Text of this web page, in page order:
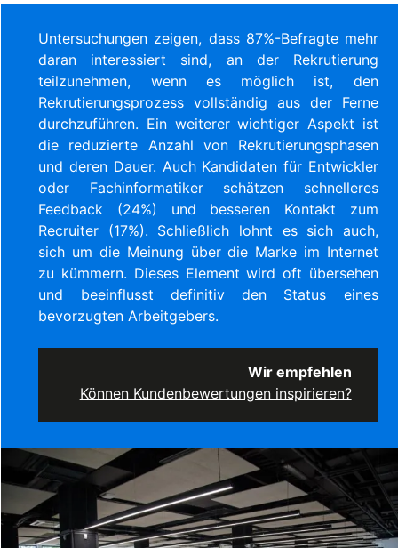
Untersuchungen zeigen, dass 87%-Befragte mehr
daran interessiert sind, an der Rekrutierung
teilzunehmen, wenn es möglich ist, den
Rekrutierungsprozess vollständig aus der Ferne
durchzuführen. Ein weiterer wichtiger Aspekt ist
die reduzierte Anzahl von Rekrutierungsphasen
und deren Dauer. Auch Kandidaten für Entwickler
oder Fachinformatiker schätzen schnelleres
Feedback (24%) und besseren Kontakt zum
Recruiter (17%). Schließlich lohnt es sich auch,
sich um die Meinung über die Marke im Internet
zu kümmern. Dieses Element wird oft übersehen
und beeinflusst definitiv den Status eines
bevorzugten Arbeitgebers.
Wir empfehlen
Können Kundenbewertungen inspirieren?